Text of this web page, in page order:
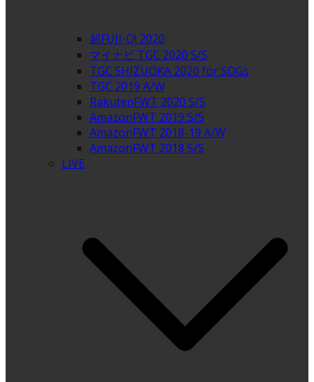
超FUJI-Q! 2020
マイナビ TGC 2020 S/S
TGC SHIZUOKA 2020 for SDGs
TGC 2019 A/W
RakutenFWT 2020 S/S
AmazonFWT 2019 S/S
AmazonFWT 2018-19 A/W
AmazonFWT 2018 S/S
LIVE